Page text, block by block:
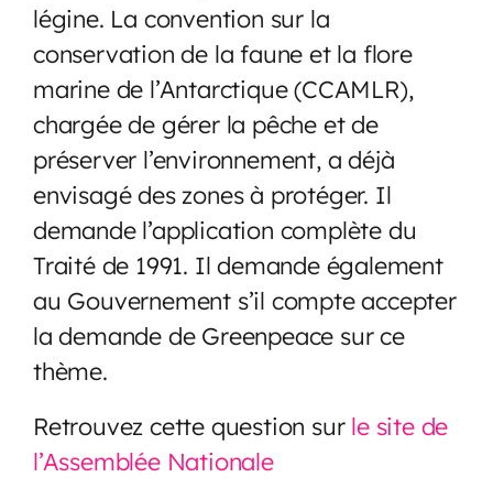
légine. La convention sur la
conservation de la faune et la flore
marine de l’Antarctique (CCAMLR),
chargée de gérer la pêche et de
préserver l’environnement, a déjà
envisagé des zones à protéger. Il
demande l’application complète du
Traité de 1991. Il demande également
au Gouvernement s’il compte accepter
la demande de Greenpeace sur ce
thème.
Retrouvez cette question sur le site de
l’Assemblée Nationale